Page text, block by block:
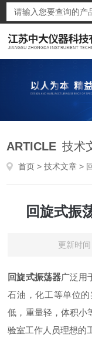
ARTICLE 技术
首页 >技术文章 >
回旋式振
更新时
回旋式振荡器广泛用
石油，化工等单位
低，重量轻，体积小
验室工作人员理想的